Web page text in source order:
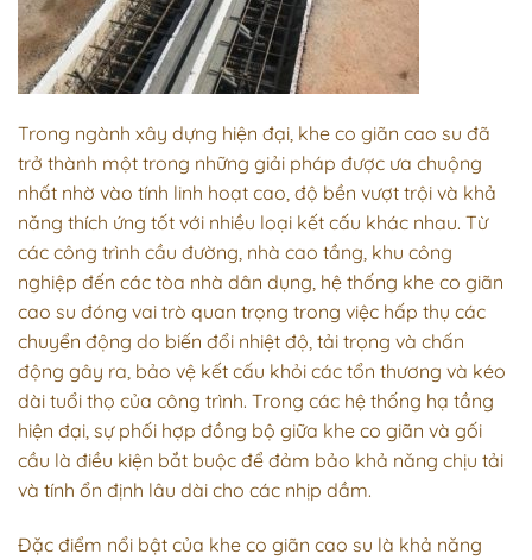
Trong ngành xây dựng hiện đại, khe co giãn cao su đã
trở thành một trong những giải pháp được ưa chuộng
nhất nhờ vào tính linh hoạt cao, độ bền vượt trội và khả
năng thích ứng tốt với nhiều loại kết cấu khác nhau. Từ
các công trình cầu đường, nhà cao tầng, khu công
nghiệp đến các tòa nhà dân dụng, hệ thống khe co giãn
cao su đóng vai trò quan trọng trong việc hấp thụ các
chuyển động do biến đổi nhiệt độ, tải trọng và chấn
động gây ra, bảo vệ kết cấu khỏi các tổn thương và kéo
dài tuổi thọ của công trình. Trong các hệ thống hạ tầng
hiện đại, sự phối hợp đồng bộ giữa khe co giãn và gối
cầu là điều kiện bắt buộc để đảm bảo khả năng chịu tải
và tính ổn định lâu dài cho các nhịp dầm.
Đặc điểm nổi bật của khe co giãn cao su là khả năng